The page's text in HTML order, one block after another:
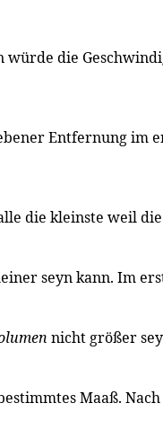
würde die
Entfernung im
die kleinste weil die
seyn kann. Im
nicht größer
Maaß.